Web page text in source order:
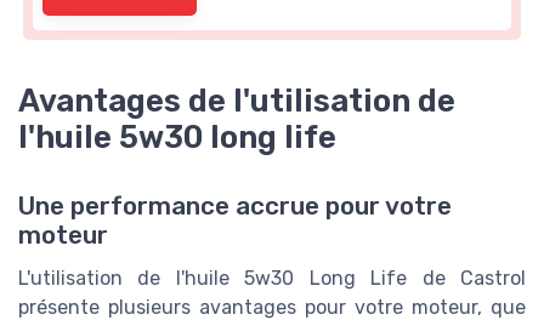
Avantages de l'utilisation de
l'huile 5w30 long life
Une performance accrue pour votre
moteur
L'utilisation de l'huile 5w30 Long Life de Castrol
présente plusieurs avantages pour votre moteur, que